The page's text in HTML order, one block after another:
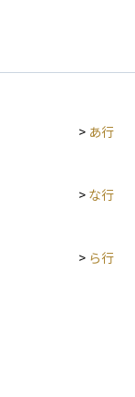
> あ行
> な行
> ら行